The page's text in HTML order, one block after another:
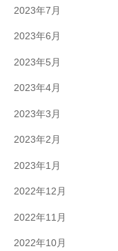
2023年7月
2023年6月
2023年5月
2023年4月
2023年3月
2023年2月
2023年1月
2022年12月
2022年11月
2022年10月